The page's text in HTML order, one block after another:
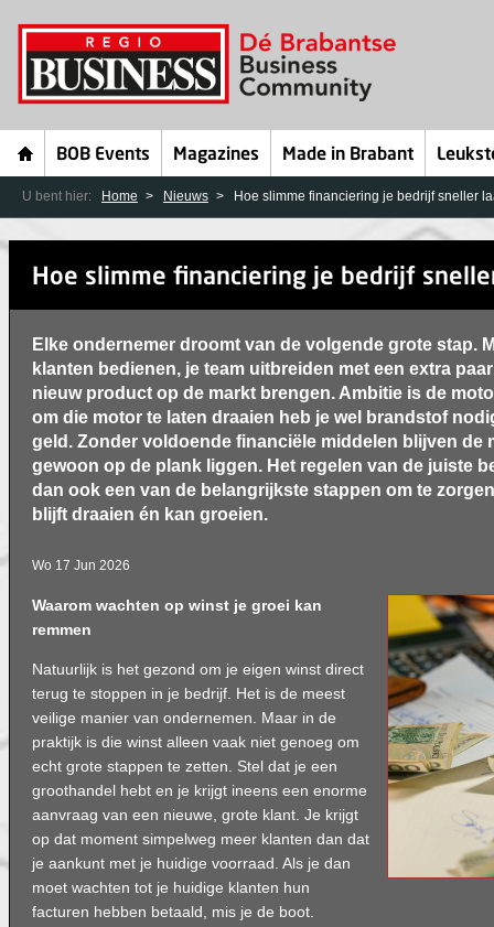
BOB Events Magazines Made in Brabant
U bent hier: Home Nieuws Hoe slimme financiering je bedrijf sneller
Hoe slimme financiering je bedrijf
Elke ondernemer droomt van de volgende grote stap.
klanten bedienen, je team uitbreiden met een extra
nieuw product op de markt brengen. Ambitie is de
om die motor te laten draaien heb je wel brandstof
geld. Zonder voldoende financiële middelen blijven de
gewoon op de plank liggen. Het regelen van de juiste
dan ook een van de belangrijkste stappen om te
blijft draaien én kan groeien.
Wo 17 Jun 2026
Waarom wachten op winst je groei kan
remmen
Natuurlijk is het gezond om je eigen winst direct
terug te stoppen in je bedrijf. Het is de meest
veilige manier van ondernemen. Maar in de
praktijk is die winst alleen vaak niet genoeg om
echt grote stappen te zetten. Stel dat je een
groothandel hebt en je krijgt ineens een enorme
aanvraag van een nieuwe, grote klant. Je krijgt
op dat moment simpelweg meer klanten dan dat
je aankunt met je huidige voorraad. Als je dan
moet wachten tot je huidige klanten hun
facturen hebben betaald, mis je de boot.